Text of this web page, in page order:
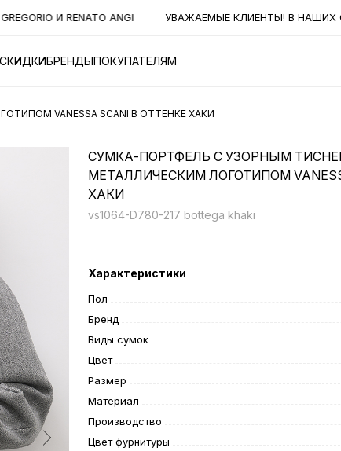
И RENATO ANGI УВАЖАЕМЫЕ КЛИЕНТЫ! В НАШИХ
СКИДКИБРЕНДЫПОКУПАТЕЛЯМ
VANESSA SCANI В ОТТЕНКЕ ХАКИ
СУМКА-ПОРТФЕЛЬ С УЗОРНЫМ
МЕТАЛЛИЧЕСКИМ ЛОГОТИПОМ
ХАКИ
vs1064-D780-217 bottega khaki
Характеристики
Пол
Бренд
Виды сумок
Цвет
Размер
Материал
Производство
Цвет фурнитуры